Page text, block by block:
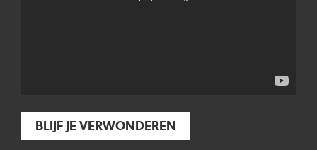
BLIJF JE VERWONDEREN